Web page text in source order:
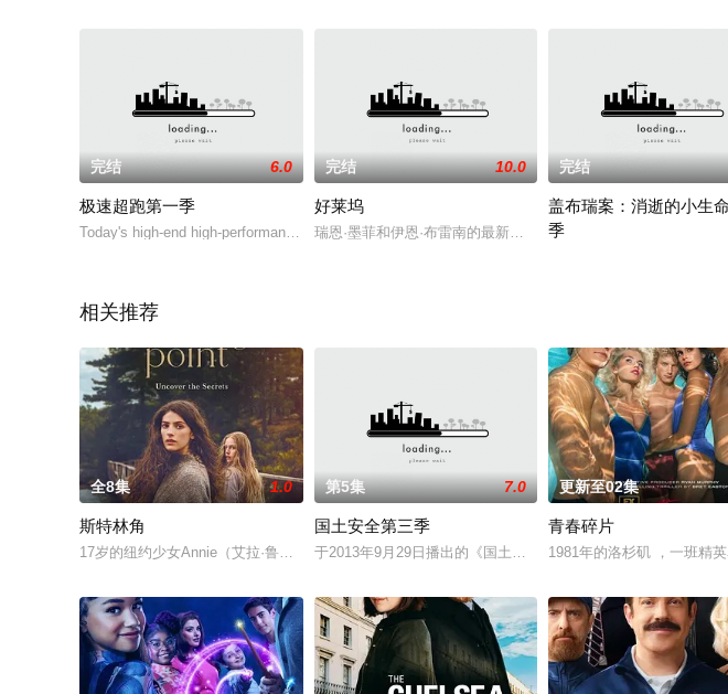
完结 6.0
极速超跑第一季
Today's high-end high-performance Supercars are an amazing combination of
完结 10.0
好莱坞
瑞恩·墨菲和伊恩·布雷南的最新限定剧《好莱坞》以二战后的好
完结
盖布瑞案：消逝的小生
季
相关推荐
全8集 1.0
斯特林角
17岁的纽约少女Annie（艾拉·鲁宾 饰）和双胞胎哥哥由养父抚养长大。她无意中继承了神秘外祖父在
第5集 7.0
国土安全第三季
于2013年9月29日播出的《国土》第三季将紧承上季末的悲惨结
更新至02集
青春碎片
1981年的洛杉矶 ，一班精